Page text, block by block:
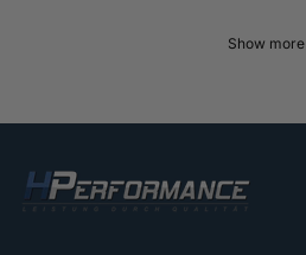
Show more